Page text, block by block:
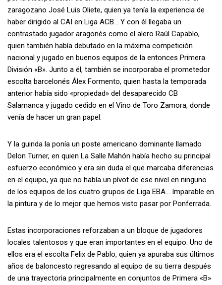
zaragozano José Luis Oliete, quien ya tenía la experiencia de
haber dirigido al CAI en Liga ACB… Y con él llegaba un
contrastado jugador aragonés como el alero Raúl Capablo,
quien también había debutado en la máxima competición
nacional y jugado en buenos equipos de la entonces Primera
División «B». Junto a él, también se incorporaba el prometedor
escolta barcelonés Álex Formento, quien hasta la temporada
anterior había sido «propiedad» del desaparecido CB
Salamanca y jugado cedido en el Vino de Toro Zamora, donde
venía de hacer un gran papel.
Y la guinda la ponía un poste americano dominante llamado
Delon Turner, en quien La Salle Mahón había hecho su principal
esfuerzo económico y era sin duda el que marcaba diferencias
en el equipo, ya que no había un pívot de ese nivel en ninguno
de los equipos de los cuatro grupos de Liga EBA… Imparable en
la pintura y de lo mejor que hemos visto pasar por Ponferrada.
Estas incorporaciones reforzaban a un bloque de jugadores
locales talentosos y que eran importantes en el equipo. Uno de
ellos era el escolta Felix de Pablo, quien ya apuraba sus últimos
años de baloncesto regresando al equipo de su tierra después
de una trayectoria principalmente en conjuntos de Primera «B»